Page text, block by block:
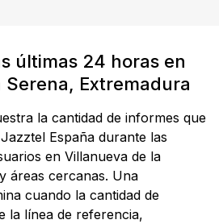
últimas 24 horas en
Extremadura
la cantidad de informes que
España durante las
en Villanueva de la
áreas cercanas. Una
cuando la cantidad de
la línea de referencia,